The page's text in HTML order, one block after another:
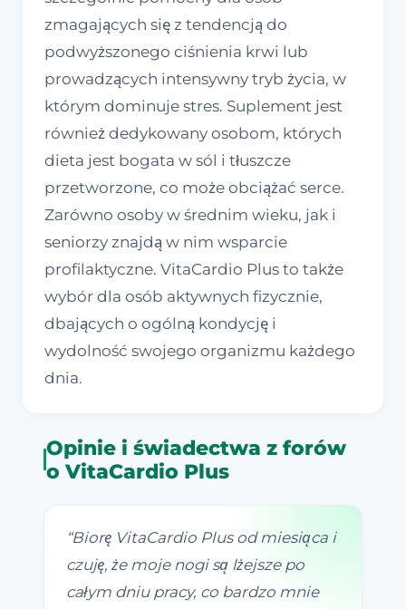
zmagających się z tendencją do
podwyższonego ciśnienia krwi lub
prowadzących intensywny tryb życia, w
którym dominuje stres. Suplement jest
również dedykowany osobom, których
dieta jest bogata w sól i tłuszcze
przetworzone, co może obciążać serce.
Zarówno osoby w średnim wieku, jak i
seniorzy znajdą w nim wsparcie
profilaktyczne. VitaCardio Plus to także
wybór dla osób aktywnych fizycznie,
dbających o ogólną kondycję i
wydolność swojego organizmu każdego
dnia.
Opinie i świadectwa z forów
o VitaCardio Plus
“Biorę VitaCardio Plus od miesiąca i
czuję, że moje nogi są lżejsze po
całym dniu pracy, co bardzo mnie